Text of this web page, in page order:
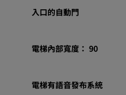
入口的自動門
電梯內部寬度： 90
電梯有語音發布系統